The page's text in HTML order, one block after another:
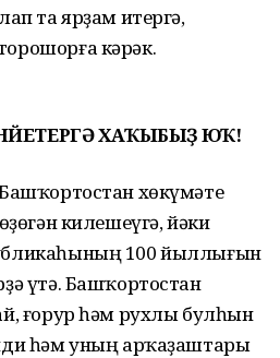
та ярҙам итергә,
кәрәк.
ХАҠЫБЫҘ ЮҠ!
хөкүмәте
килешеүгә, йәки
100 йыллығын
үтә. Башҡортостан
ғорур һәм рухлы булһын
һәм уның арҡаҙаштары